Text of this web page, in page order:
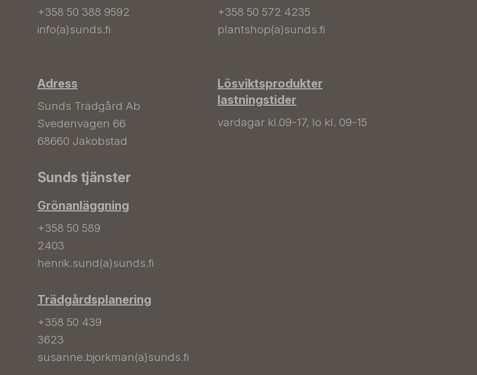
+358 50 388 9592
info(a)sunds.fi
Adress
Sunds Trädgård Ab
Svedenvägen 66
68660 Jakobstad
+358 50 572 4235
plantshop(a)sunds.fi
Lösviktsprodukter
lastningstider
vardagar kl.09-17, lö kl. 09-15
Sunds tjänster
Grönanläggning
+358 50 589
2403
henrik.sund(a)sunds.fi
Trädgårdsplanering
+358 50 439
3623
susanne.bjorkman(a)sunds.fi